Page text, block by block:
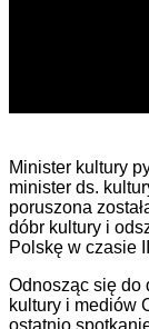
Minister kultury
minister ds.
poruszona
dóbr kultury i
Polskę w czasie
Odnosząc się do
kultury i mediów